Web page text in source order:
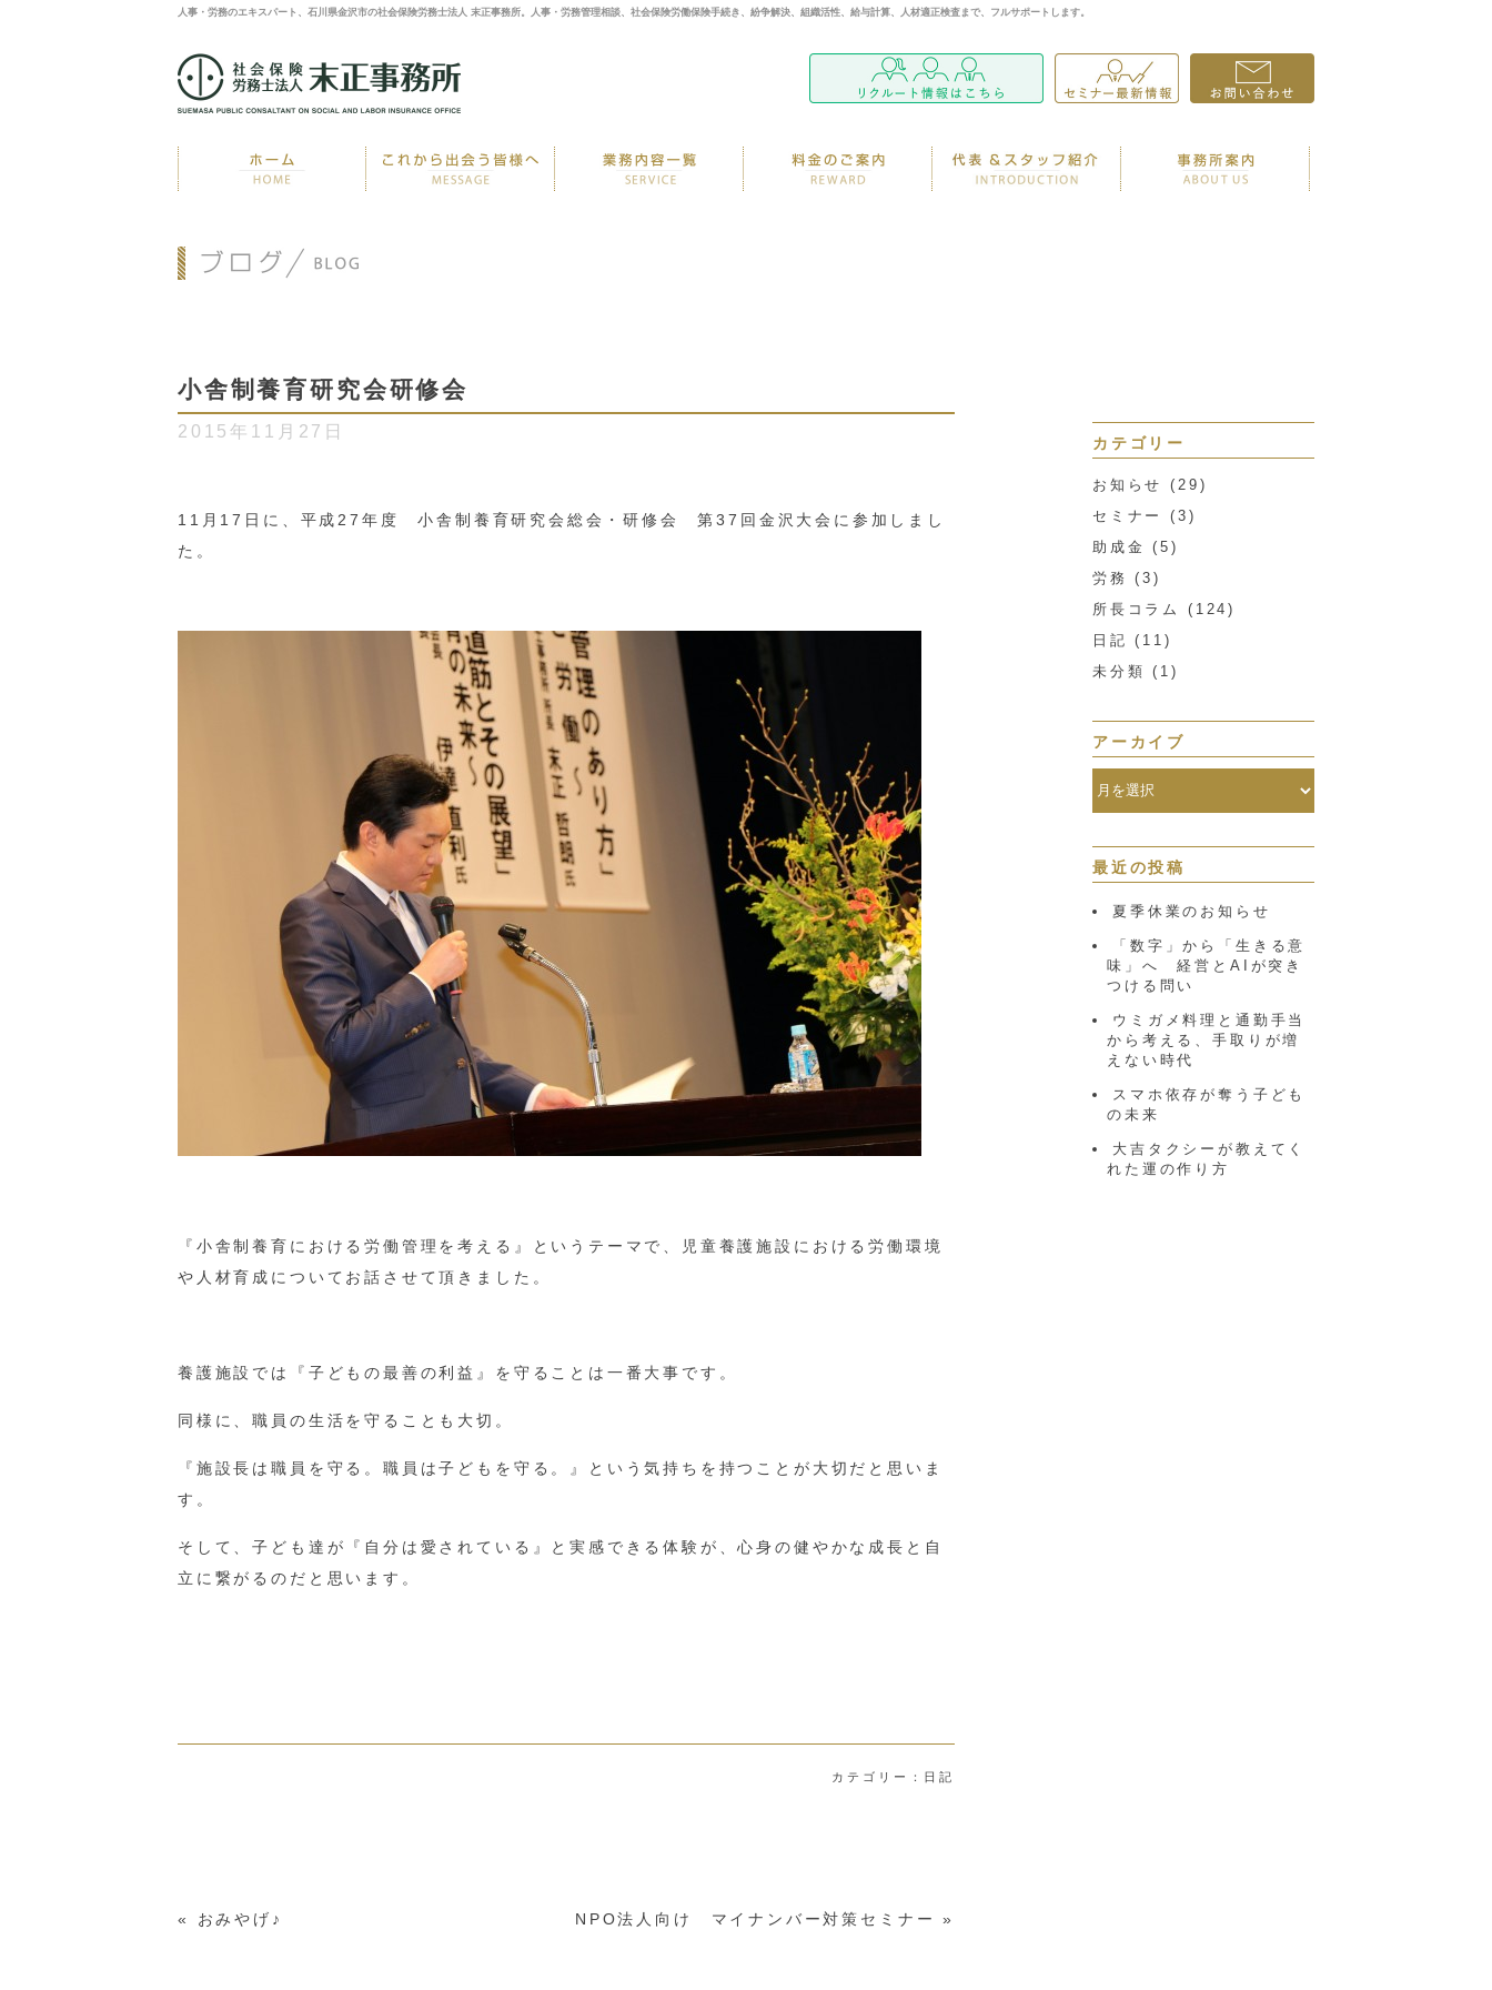
人事・労務のエキスパート、石川県金沢市の社会保険労務士法人 末正事務所。人事・労務管理相談、社会保険労働保険手続き、紛争解決、組織活性、給与計算、人材適正検査まで、フルサポートします。
カテゴリー
お知らせ
(29)
セミナー
(3)
助成金
(5)
労務
(3)
所長コラム
(124)
日記 (11)
未分類 (1)
アーカイブ
最近の投稿
夏季休業のお知らせ
「数字」から「生きる意
味」へ 経営とAIが突き
つける問い
ウミガメ料理と通勤手当
から考える、手取りが増
えない時代
スマホ依存が奪う子ども
の未来
大吉タクシーが教えてく
れた運の作り方
小舎制養育研究会研修会
2015年11月27日
11月17日に、平成27年度 小舎制養育研究会総会・研修会 第37回金沢大会に参加しまし
た。
『小舎制養育における労働管理を考える』というテーマで、児童養護施設における労働環境
や人材育成についてお話させて頂きました。
養護施設では『子どもの最善の利益』を守ることは一番大事です。
同様に、職員の生活を守ることも大切。
『施設長は職員を守る。職員は子どもを守る。』という気持ちを持つことが大切だと思いま
す。
そして、子ども達が『自分は愛されている』と実感できる体験が、心身の健やかな成長と自
立に繋がるのだと思います。
カテゴリー： 日記
« おみやげ♪ NPO法人向け マイナンバー対策セミナー »